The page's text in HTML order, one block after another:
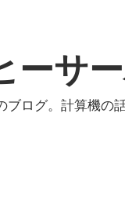
ーサ
ブログ。計算機の